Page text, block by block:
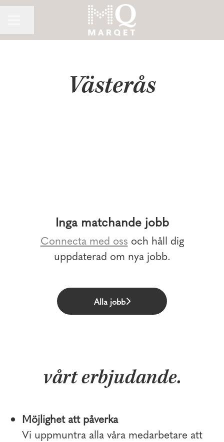
Västerås
Inga matchande jobb
Connecta med oss och håll dig
uppdaterad om nya jobb.
Alla jobb
vårt erbjudande.
Möjlighet att påverka
Vi uppmuntra alla våra medarbetare att